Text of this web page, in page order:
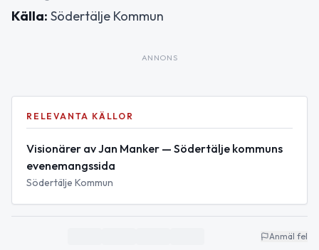
Källa: Södertälje Kommun
ANNONS
RELEVANTA KÄLLOR
Visionärer av Jan Manker — Södertälje kommuns
evenemangssida
Södertälje Kommun
Anmäl fel